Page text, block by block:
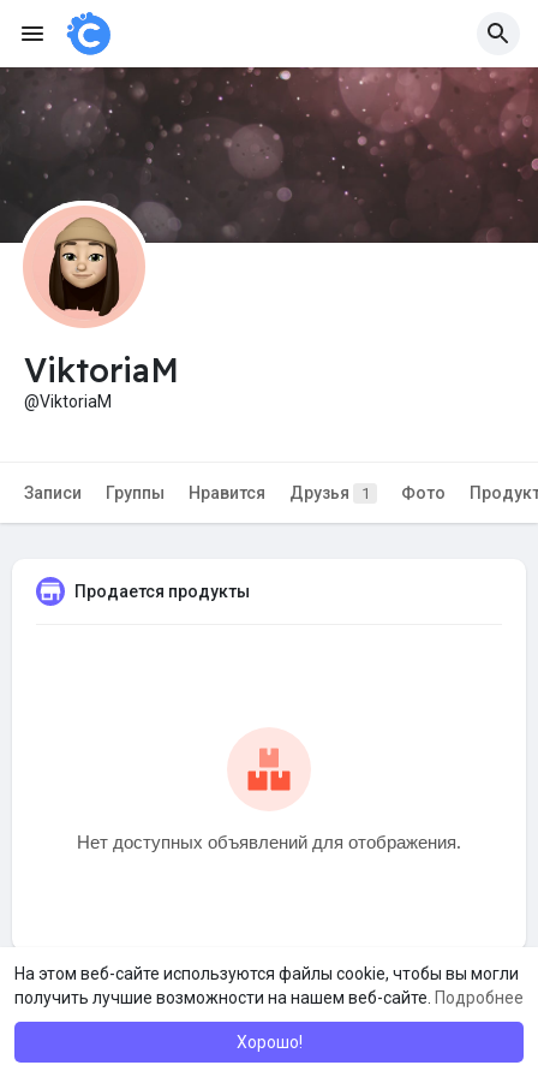
На этом веб-сайте используются файлы cookie, чтобы вы могли
получить лучшие возможности на нашем веб-сайте. Подробнее
Хорошо!
ViktoriaM
@ViktoriaM
Записи Группы Нравится Друзья 1 Фото
Продается продукты
Нет доступных объявлений для отображения.